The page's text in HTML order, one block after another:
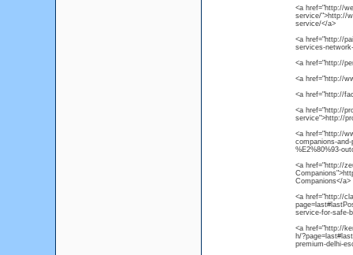
<a href="http://
service/">http://
service/</a>
<a href="http://
services-
<a href="http://
<a href="http://
<a href="http://
<a href="http://
service">http://
<a href="http://
companions-
%E2%80%93-
<a href="http://
Companions</a>
<a href="http://
service-for-safe-
<a href="http://
h/
premium-delhi-